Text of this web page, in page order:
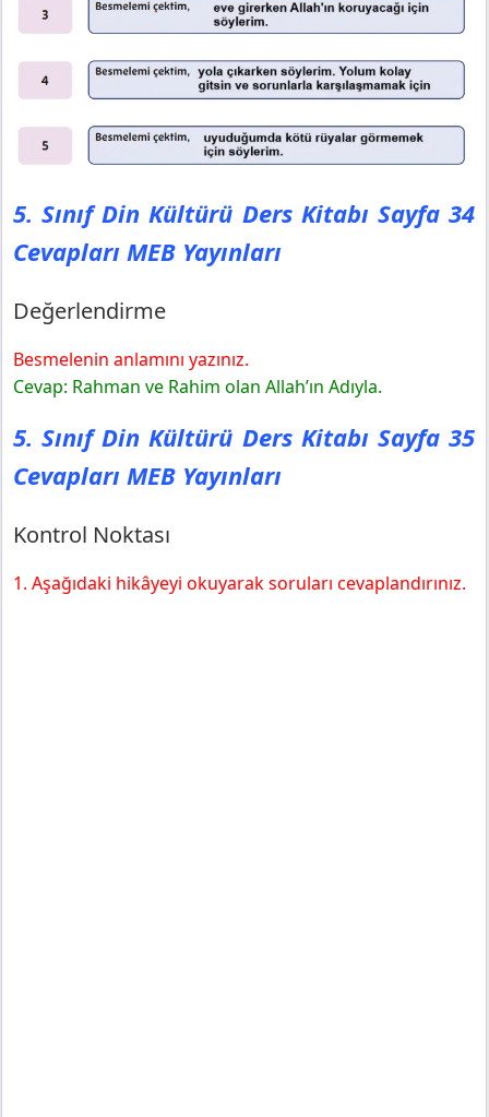
5. Sınıf Din Kültürü Ders Kitabı Sayfa 34
Cevapları MEB Yayınları
Değerlendirme
Besmelenin anlamını yazınız.
Cevap: Rahman ve Rahim olan Allah’ın Adıyla.
5. Sınıf Din Kültürü Ders Kitabı Sayfa 35
Cevapları MEB Yayınları
Kontrol Noktası
1. Aşağıdaki hikâyeyi okuyarak soruları cevaplandırınız.